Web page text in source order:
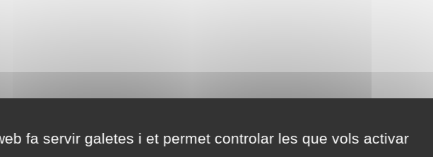
fa servir galetes i et permet controlar les que vols activar